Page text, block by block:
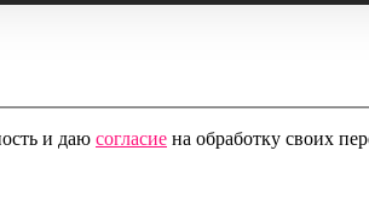
и даю согласие на обработку своих